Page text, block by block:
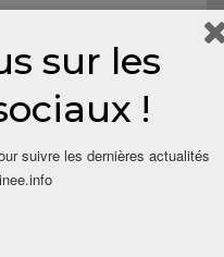
this browser for the next
sur les
!
suivre les dernières actualités